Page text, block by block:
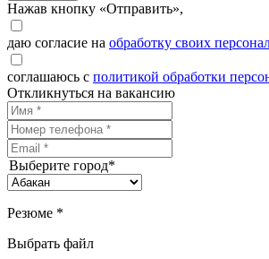
Нажав кнопку «Отправить»,
даю согласие на обработку своих
соглашаюсь с политикой обработки
Откликнуться на вакансию
Выберите город*
Резюме *
Выбрать файл